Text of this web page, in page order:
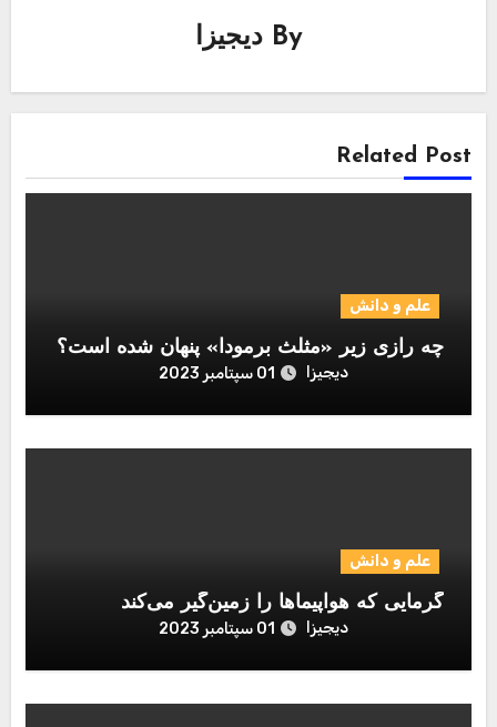
By دیجیزا
Related Post
علم و دانش
چه رازی زیر «مثلث برمودا» پنهان شده است؟
دیجیزا 01 سپتامبر 2023
علم و دانش
گرمایی که هواپیماها را زمین‌گیر می‌کند
دیجیزا 01 سپتامبر 2023